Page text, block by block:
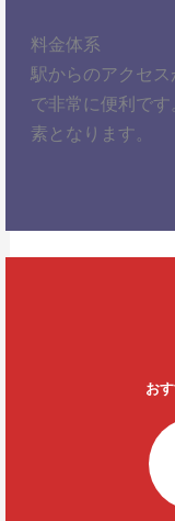
料金体系
駅からのアクセ
で非常に便利で
素となります。
お